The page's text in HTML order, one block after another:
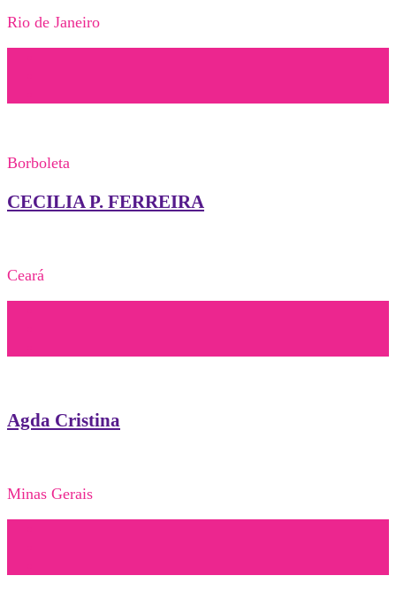
Rio de Janeiro
Borboleta
CECILIA P. FERREIRA
Ceará
Agda Cristina
Minas Gerais